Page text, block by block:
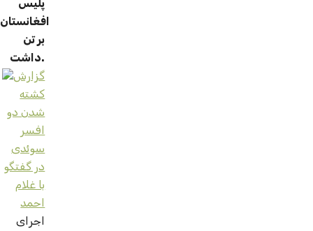
پلیس
افغانستان
بر تن
داشت.
گزارش
کشته
شدن دو
افسر
سوئدی
در گفتگو
با غلام
احمد
اجرای